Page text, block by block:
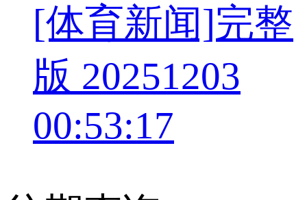
[体育新闻]完整
版 20251203
00:53:17